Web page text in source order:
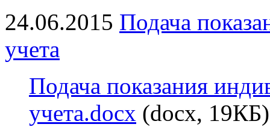
24.06.2015 Подача
учета
Подача показания
учета.docx (docx, 19КБ)